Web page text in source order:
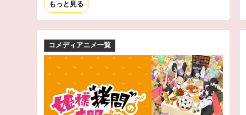
もっと見る
コメディアニメ一覧